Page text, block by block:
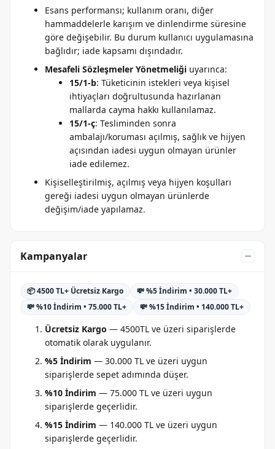
Esans performansı; kullanım oranı, diğer
hammaddelerle karışım ve dinlendirme süresine
göre değişebilir. Bu durum kullanıcı uygulamasına
bağlıdır; iade kapsamı dışındadır.
Mesafeli Sözleşmeler Yönetmeliği uyarınca:
15/1-b: Tüketicinin istekleri veya kişisel
ihtiyaçları doğrultusunda hazırlanan
mallarda cayma hakkı kullanılamaz.
15/1-ç: Tesliminden sonra
ambalajı/koruması açılmış, sağlık ve hijyen
açısından iadesi uygun olmayan ürünler
iade edilemez.
Kişiselleştirilmiş, açılmış veya hijyen koşulları
gereği iadesi uygun olmayan ürünlerde
değişim/iade yapılamaz.
Kampanyalar
📦 4500 TL+ Ücretsiz Kargo
💸 %5 İndirim • 30.000 TL+
💸 %10 İndirim • 75.000 TL+
💸 %15 İndirim • 140.000 TL+
Ücretsiz Kargo — 4500TL ve üzeri siparişlerde
otomatik olarak uygulanır.
%5 İndirim — 30.000 TL ve üzeri uygun
siparişlerde sepet adımında düşer.
%10 İndirim — 75.000 TL ve üzeri uygun
siparişlerde geçerlidir.
%15 İndirim — 140.000 TL ve üzeri uygun
siparişlerde geçerlidir.